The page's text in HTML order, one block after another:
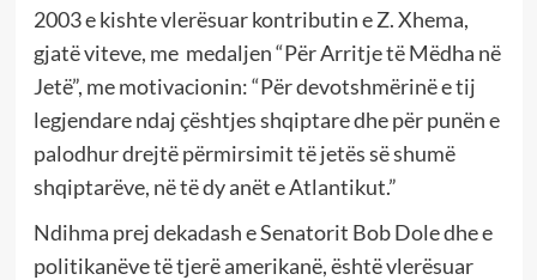
2003 e kishte vlerësuar kontributin e Z. Xhema,
gjatë viteve, me medaljen “Për Arritje të Mëdha në
Jetë”, me motivacionin: “Për devotshmërinë e tij
legjendare ndaj çështjes shqiptare dhe për punën e
palodhur drejtë përmirsimit të jetës së shumë
shqiptarëve, në të dy anët e Atlantikut.”
Ndihma prej dekadash e Senatorit Bob Dole dhe e
politikanëve të tjerë amerikanë, është vlerësuar